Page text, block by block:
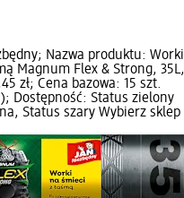
Nazwa produktu: Worki
Magnum Flex & Strong, 35L,
zł; Cena bazowa: 15 szt.
Dostępność: Status zielony
Status szary Wybierz sklep